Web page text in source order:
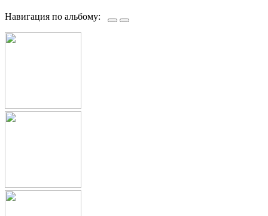
Навигация по альбому: